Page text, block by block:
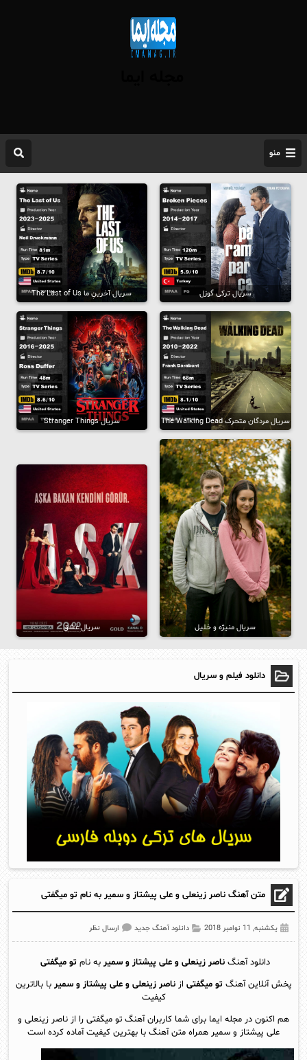
منو
سریال ترکی گوزل سریال آخرینِ ما The Last of Us
سریال مردگان متحرک The Walking Dead سریال Stranger Things
سریال منیژه و خلیل سریال عشق
دانلود فیلم و سریال
متن آهنگ ناصر زینعلی و علی پیشتاز و سمیر به نام تو میگفتی
یکشنبه, 11 نوامبر 2018 دانلود آهنگ جدید ارسال نظر
دانلود آهنگناصر زینعلی و علی پیشتاز و سمیر به نامتو میگفتی
پخش آنلاين آهنگتو میگفتی ازناصر زینعلی و علی پیشتاز و سمیر با بالاترین
کیفیت
هم اکنون در مجله ایما برای شما کاربران آهنگ تو میگفتی را از ناصر زینعلی و
علی پیشتاز و سمیر همراه متن آهنگ با بهترین کیفیت آماده کرده است